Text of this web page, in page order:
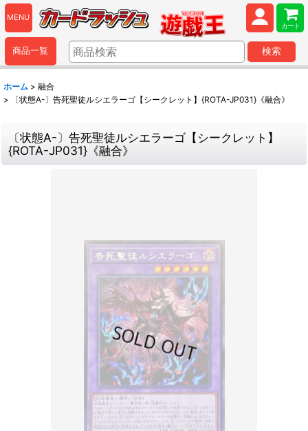
MENU
カート
商品一覧 検索
ホーム > 融合
>
〔状態A-〕告死聖徒ルシエラーゴ【シークレット】{ROTA-JP031}《融合》
〔状態A-〕告死聖徒ルシエラーゴ【シークレット】
{ROTA-JP031}《融合》